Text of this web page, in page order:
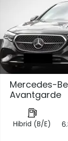
Mercedes-
Avantgarde
Hibrid (B/E)